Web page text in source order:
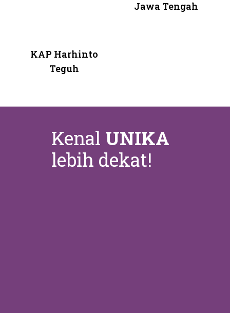
Jawa Tengah
KAP Harhinto
Teguh
Kenal UNIKA
lebih dekat!